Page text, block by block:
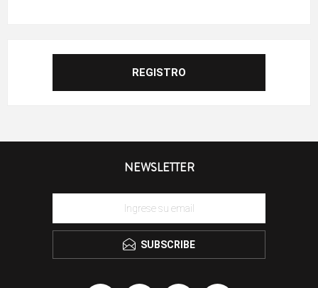
NEWSLETTER
SUBSCRIBE